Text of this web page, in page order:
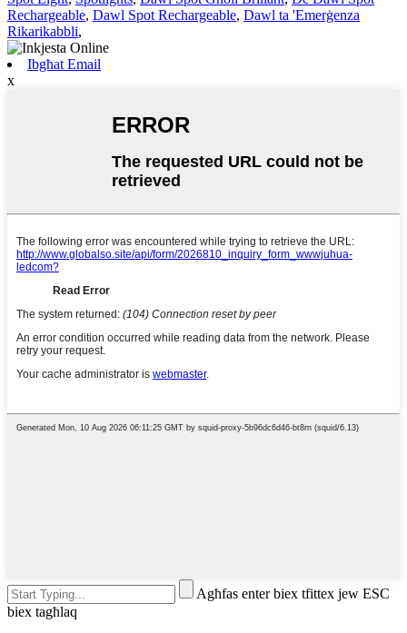
Rechargeable, Dawl Spot Rechargeable, Dawl ta 'Emerġenza
Rikarikabbli,
Ibgħat Email
x
Agħfas enter biex tfittex jew ESC
biex tagħlaq